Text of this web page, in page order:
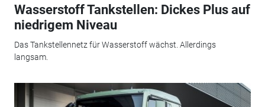
Wasserstoff Tankstellen: Dickes Plus auf
niedrigem Niveau
Das Tankstellennetz für Wasserstoff wächst. Allerdings
langsam.